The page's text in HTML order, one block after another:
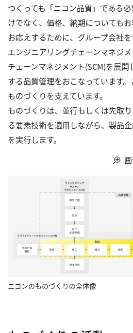
つくっても「ニコン品質」である
けでなく、価格、納期についても
お応えするために、グループ会社
エンジニアリングチェーンマネジ
チェーンマネジメント(SCM)を展
する品質管理をおこなっています
ものづくりを支えています。
ものづくりは、並行もしくは先取
る要素技術を適用しながら、製品
を実行します。
ニコンのものづくりの全体像